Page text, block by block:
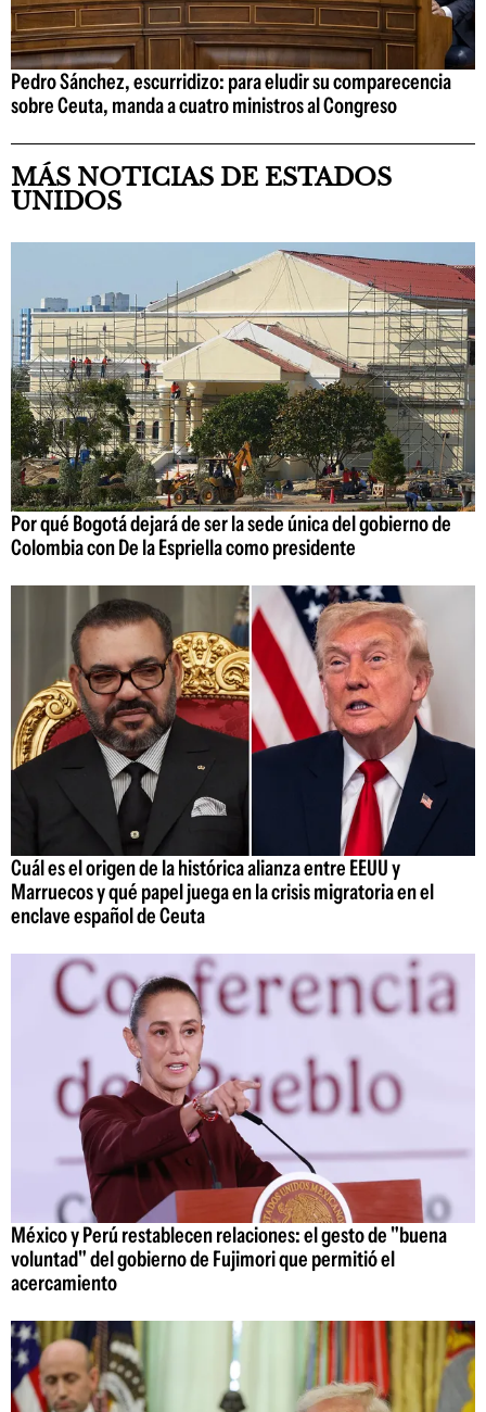
Pedro Sánchez, escurridizo: para eludir su comparecencia
sobre Ceuta, manda a cuatro ministros al Congreso
MÁS NOTICIAS DE ESTADOS
UNIDOS
Por qué Bogotá dejará de ser la sede única del gobierno de
Colombia con De la Espriella como presidente
Cuál es el origen de la histórica alianza entre EEUU y
Marruecos y qué papel juega en la crisis migratoria en el
enclave español de Ceuta
México y Perú restablecen relaciones: el gesto de "buena
voluntad" del gobierno de Fujimori que permitió el
acercamiento